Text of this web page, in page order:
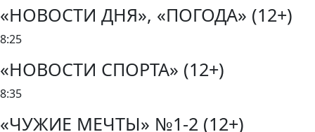
«НОВОСТИ ДНЯ», «ПОГОДА» (12+)
8:25
«НОВОСТИ СПОРТА» (12+)
8:35
«ЧУЖИЕ МЕЧТЫ» №1-2 (12+)